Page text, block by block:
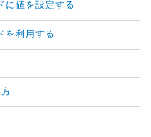
に値を設定する
を利用する